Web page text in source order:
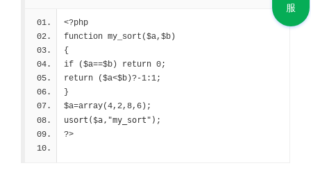
<?php
function my_sort($a,$b)
{
if ($a==$b) return 0;
return ($a<$b)?-1:1;
}
$a=array(4,2,8,6);
usort($a,"my_sort") ;
?>
服